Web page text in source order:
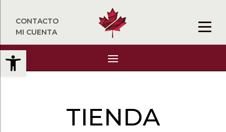
Abrir barra de herramientas
CONTACTO
MI CUENTA
TIENDA